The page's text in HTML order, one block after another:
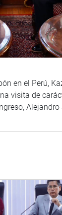
en el Perú,
visita de
Alejandro